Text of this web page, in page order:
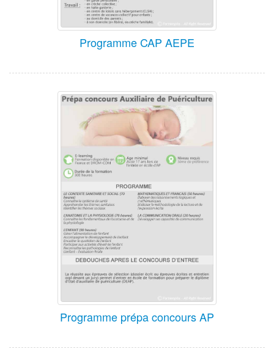
Programme CAP AEPE
Programme prépa concours AP